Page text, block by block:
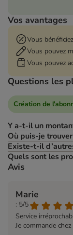
Vos avantages
Vous
Vous pouvez
Vous pouvez
Questions les
Création de
Y a-t-il un
Où puis-je
Existe-t-il
Quels sont les
Avis
Marie
: 5/5
Service
Je commande